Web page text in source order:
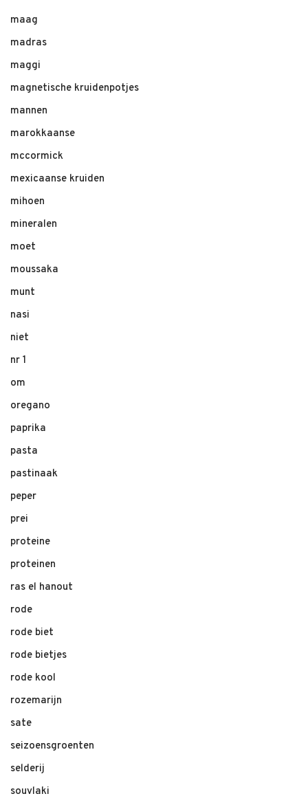
maag
madras
maggi
magnetische kruidenpotjes
mannen
marokkaanse
mccormick
mexicaanse kruiden
mihoen
mineralen
moet
moussaka
munt
nasi
niet
nr 1
om
oregano
paprika
pasta
pastinaak
peper
prei
proteine
proteinen
ras el hanout
rode
rode biet
rode bietjes
rode kool
rozemarijn
sate
seizoensgroenten
selderij
souvlaki